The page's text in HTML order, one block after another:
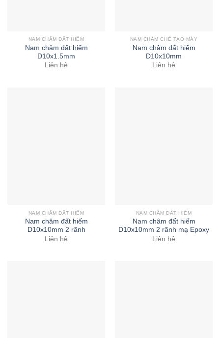
NAM CHÂM ĐẤT HIẾM
Nam châm đất hiếm
D10x1.5mm
Liên hệ
NAM CHÂM CHẾ TẠO MÁY
Nam châm đất hiếm
D10x10mm
Liên hệ
NAM CHÂM ĐẤT HIẾM
Nam châm đất hiếm
D10x10mm 2 rãnh
Liên hệ
NAM CHÂM ĐẤT HIẾM
Nam châm đất hiếm
D10x10mm 2 rãnh mạ Epoxy
Liên hệ